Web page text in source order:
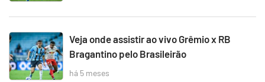
Veja onde assistir ao vivo Grêmio x RB
Bragantino pelo Brasileirão
há 5 meses